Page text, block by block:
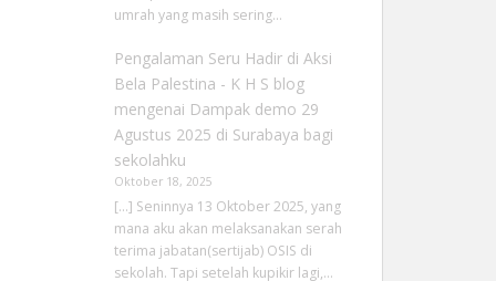
umrah yang masih sering…
Pengalaman Seru Hadir di Aksi
Bela Palestina - K H S blog
mengenai Dampak demo 29
Agustus 2025 di Surabaya bagi
sekolahku
Oktober 18, 2025
[…] Seninnya 13 Oktober 2025, yang
mana aku akan melaksanakan serah
terima jabatan(sertijab) OSIS di
sekolah. Tapi setelah kupikir lagi,…